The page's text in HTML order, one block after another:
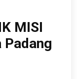
MISI
Padang